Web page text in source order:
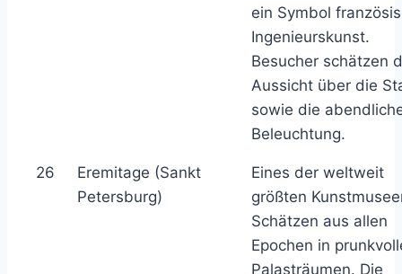
ein Symbol
Ingenieurskunst.
Besucher schätzen
Aussicht über die
sowie die
Beleuchtung.
26
Eremitage (Sankt
Petersburg)
Eines der weltweit
größten
Schätzen aus allen
Epochen in
Palasträumen. Die